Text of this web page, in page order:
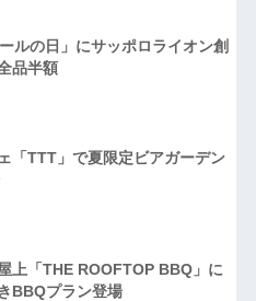
ルの日」にサッポロライオン創
品半額
「TTT」で夏限定ビアガーデン
上「THE ROOFTOP BBQ」に
BBQプラン登場